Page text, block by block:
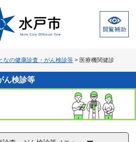
なの健康診査・がん検診等 > 医療機関健診
ん検診等